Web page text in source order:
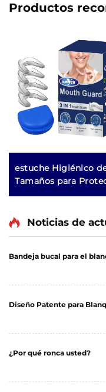
Productos
estuche Higiénico
Tamaños para
Bucal Deportivo de
Protege los Dientes
Noticias de
Bandeja bucal para el
Diseño Patente para
¿Por qué ronca usted?